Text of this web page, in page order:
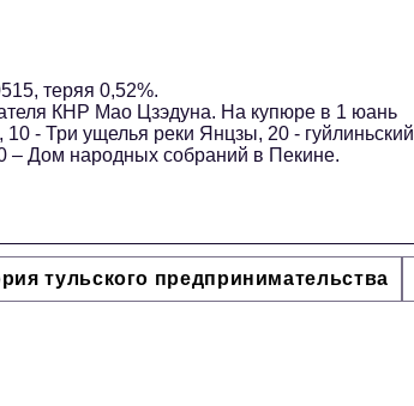
теряя 0,52%.
КНР Мао Цзэдуна. На купюре в 1 юань
- Три ущелья реки Янцзы, 20 - гуйлиньский
– Дом народных собраний в Пекине.
тульского предпринимательства